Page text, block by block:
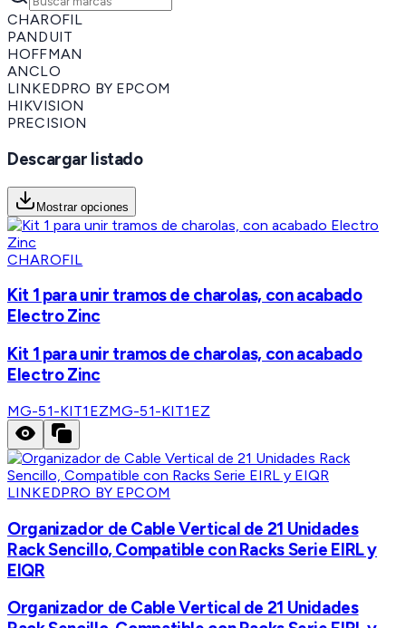
CHAROFIL
PANDUIT
HOFFMAN
ANCLO
LINKEDPRO BY EPCOM
HIKVISION
PRECISION
Descargar listado
Mostrar opciones
CHAROFIL
Kit 1 para unir tramos de charolas, con acabado
Electro Zinc
Kit 1 para unir tramos de charolas, con acabado
Electro Zinc
MG-51-KIT1EZMG-51-KIT1EZ
LINKEDPRO BY EPCOM
Organizador de Cable Vertical de 21 Unidades
Rack Sencillo, Compatible con Racks Serie EIRL y
EIQR
Organizador de Cable Vertical de 21 Unidades